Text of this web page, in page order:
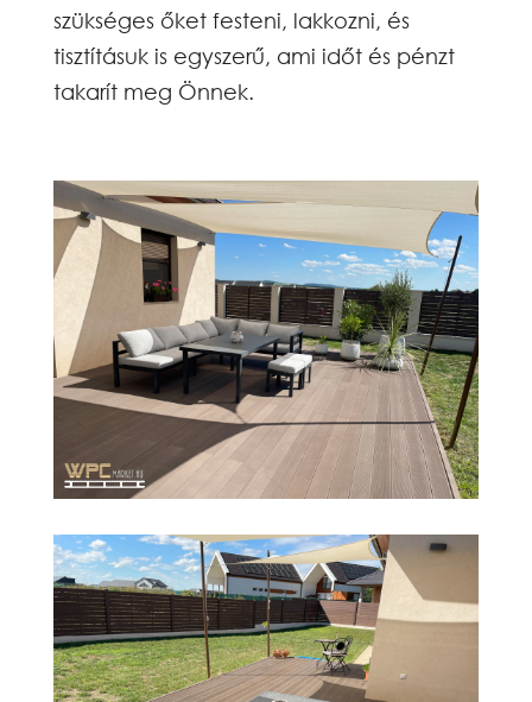
szükséges őket festeni, lakkozni, és
tisztításuk is egyszerű, ami időt és pénzt
takarít meg Önnek.